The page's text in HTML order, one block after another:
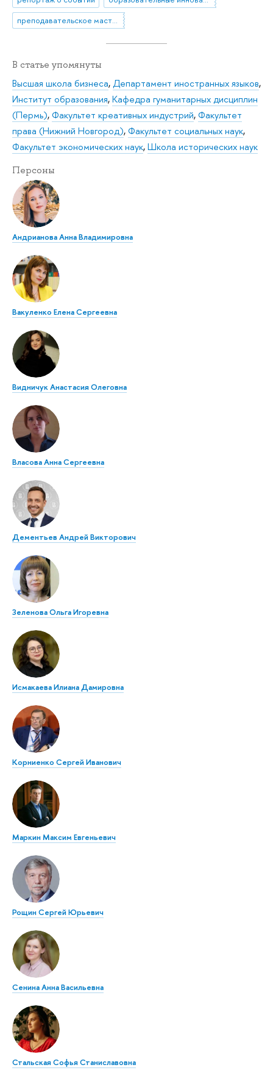
преподавательское мастерство
В статье упомянуты
Высшая школа бизнеса,Департамент иностранных языков,
Институт образования,Кафедра гуманитарных дисциплин
(Пермь),Факультет креативных индустрий,Факультет
права (Нижний Новгород),Факультет социальных наук,
Факультет экономических наук,Школа исторических наук
Персоны
Андрианова Анна Владимировна
Вакуленко Елена Сергеевна
Видничук Анастасия Олеговна
Власова Анна Сергеевна
Дементьев Андрей Викторович
Зеленова Ольга Игоревна
Исмакаева Илиана Дамировна
Корниенко Сергей Иванович
Маркин Максим Евгеньевич
Рощин Сергей Юрьевич
Сенина Анна Васильевна
Стальская Софья Станиславовна